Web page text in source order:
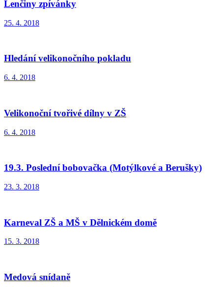
Lenčiny zpívánky
25. 4. 2018
Hledání velikonočního pokladu
6. 4. 2018
Velikonoční tvořivé dílny v ZŠ
6. 4. 2018
19.3. Poslední bobovačka (Motýlkové a Berušky)
23. 3. 2018
Karneval ZŠ a MŠ v Dělnickém domě
15. 3. 2018
Medová snídaně